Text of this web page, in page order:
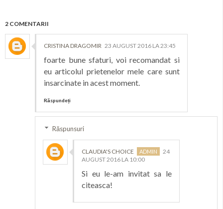
2 COMENTARII
CRISTINA DRAGOMIR 23 AUGUST 2016 LA 23:45
foarte bune sfaturi, voi recomandat si
eu articolul prietenelor mele care sunt
insarcinate in acest moment.
Răspundeți
Răspunsuri
CLAUDIA'S CHOICE
24
AUGUST 2016 LA 10:00
Si eu le-am invitat sa le
citeasca!